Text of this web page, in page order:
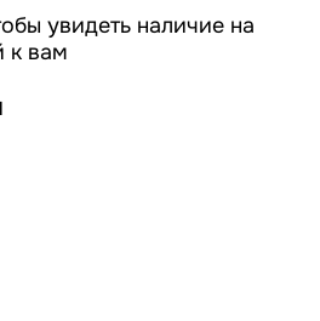
увидеть наличие на
к вам